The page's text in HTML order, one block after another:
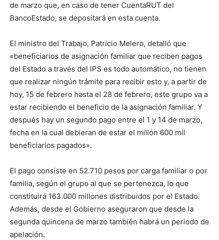
de marzo que, en caso de tener CuentaRUT del
BancoEstado, se depositará en esta cuenta.
El ministro del Trabajo, Patricio Melero, detalló que
«beneficiarios de asignación familiar que reciben pagos
del Estado a través del IPS es todo automático, no tienen
que realizar ningún trámite para recibir esto y, a partir de
hoy, 15 de febrero hasta el 28 de febrero, este grupo va a
estar recibiendo el beneficio de la asignación familiar. Y
después hay un segundo pago entre el 1 y 14 de marzo,
fecha en la cual debieran de estar el millón 600 mil
beneficiarios pagados».
El pago consiste en 52.710 pesos por carga familiar o por
familia, según el grupo al que se pertenezca, lo que
constituirá 163.000 millones distribuidos por el Estado.
Además, desde el Gobierno aseguraron que desde la
segunda quincena de marzo también habrá un periodo de
apelación.